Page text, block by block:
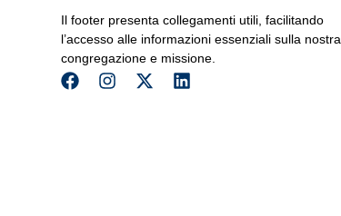
Il footer presenta collegamenti utili, facilitando
l’accesso alle informazioni essenziali sulla nostra
congregazione e missione.